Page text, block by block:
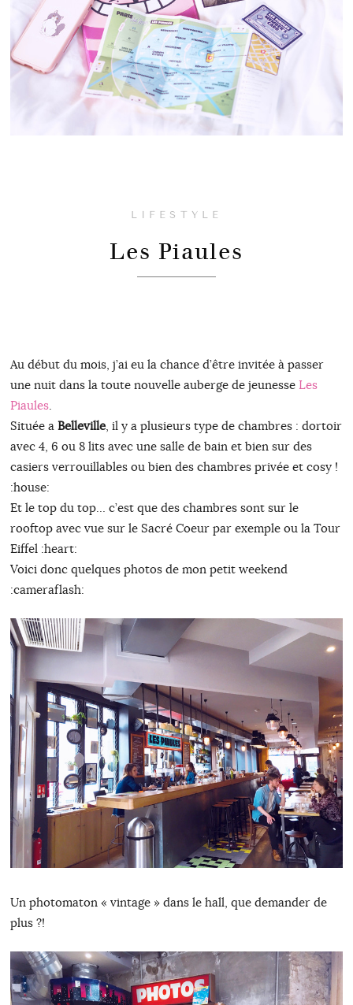
LIFESTYLE
Les Piaules
Au début du mois, j’ai eu la chance d’être invitée à passer
une nuit dans la toute nouvelle auberge de jeunesse Les
Piaules.
Située a Belleville, il y a plusieurs type de chambres : dortoir
avec 4, 6 ou 8 lits avec une salle de bain et bien sur des
casiers verrouillables ou bien des chambres privée et cosy !
:house:
Et le top du top… c’est que des chambres sont sur le
rooftop avec vue sur le Sacré Coeur par exemple ou la Tour
Eiffel :heart:
Voici donc quelques photos de mon petit weekend
:cameraflash:
Un photomaton « vintage » dans le hall, que demander de
plus ?!